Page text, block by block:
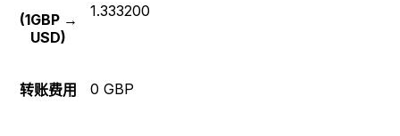
(1GBP →
USD)
1.333200
转账费用 0 GBP